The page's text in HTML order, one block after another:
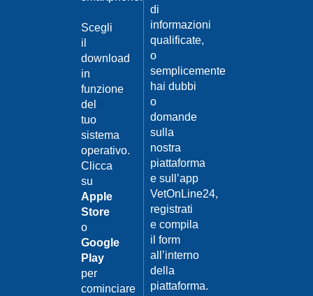
Scegli
il
download
in
funzione
del
tuo
sistema
operativo.
Clicca
su
Apple
Store
o
Google
Play
per
cominciare
di
informazioni
qualificate,
o
semplicemente
hai dubbi
o
domande
sulla
nostra
piattaforma
e sull’app
VetOnLine24,
registrati
e compila
il form
all’interno
della
piattaforma.